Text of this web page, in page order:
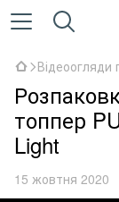
Відеоогляди
топпер
Light
15 жовтня 2020